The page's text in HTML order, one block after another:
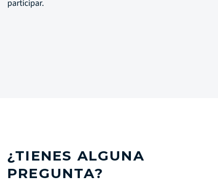
participar.
¿TIENES ALGUNA
PREGUNTA?